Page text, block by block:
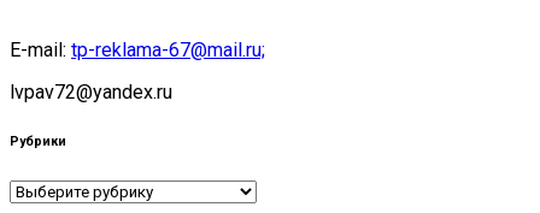
E-mail: tp-reklama-67@mail.ru;
lvpav72@yandex.ru
Рубрики
Рубрики